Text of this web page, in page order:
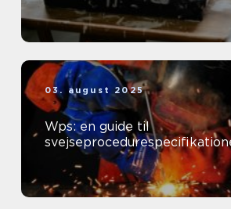
03. august 2025
Wps: en guide til